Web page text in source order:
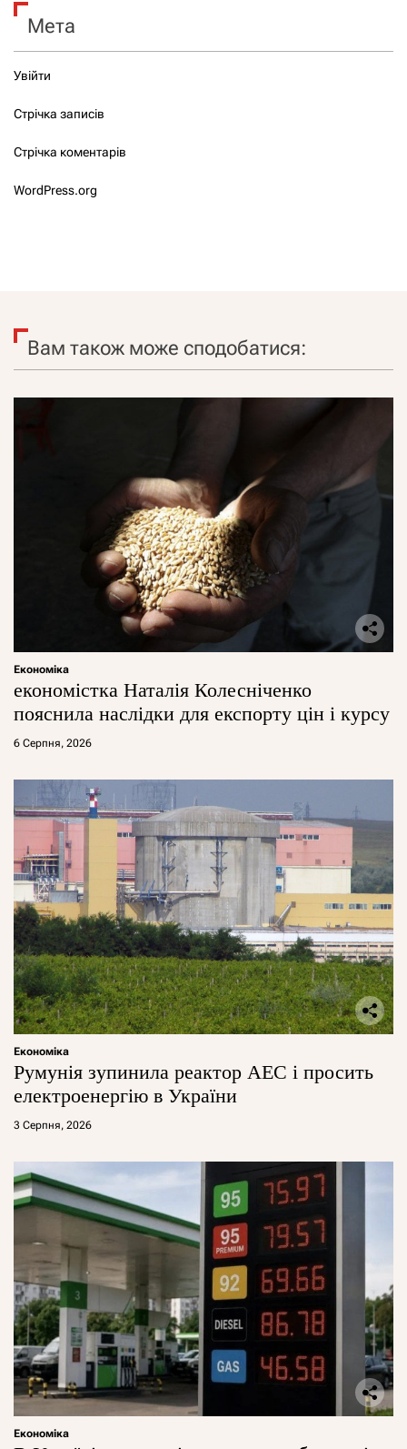
Мета
Увійти
Стрічка записів
Стрічка коментарів
WordPress.org
Вам також може сподобатися:
Економіка
економістка Наталія Колесніченко
пояснила наслідки для експорту цін і курсу
6 Серпня, 2026
Економіка
Румунія зупинила реактор АЕС і просить
електроенергію в України
3 Серпня, 2026
Економіка